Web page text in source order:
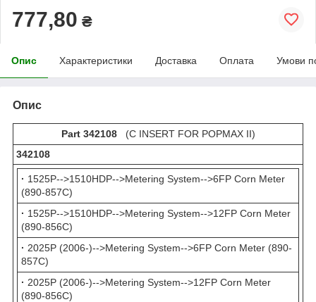
777,80 ₴
Опис Характеристики Доставка Оплата Умови
Опис
Part 342108(C INSERT FOR POPMAX II)
342108
· 1525P-->1510HDP-->Metering System-->6FP Corn Meter
(890-857C)
· 1525P-->1510HDP-->Metering System-->12FP Corn Meter
(890-856C)
· 2025P (2006-)-->Metering System-->6FP Corn Meter (890-
857C)
· 2025P (2006-)-->Metering System-->12FP Corn Meter
(890-856C)